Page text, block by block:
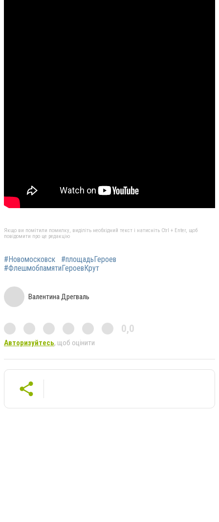
Якщо ви помітили помилку, виділіть необхідний текст і натисніть Ctrl + Enter, щоб
повідомити про це редакцію
#Новомосковск
#площадьГероев
#ФлешмобпамятиГероевКрут
Валентина Дрегваль
0,0
Авторизуйтесь, щоб оцінити